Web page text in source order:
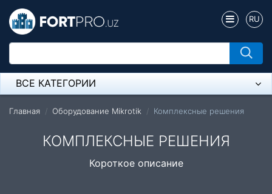
RU
ВСЕ КАТЕГОРИИ
Микрофон
Напольные розетки
Оборудование Mikrotik
Главная Оборудование Mikrotik Комплексные решения
КОМПЛЕКСНЫЕ РЕШЕНИЯ
Короткое описание